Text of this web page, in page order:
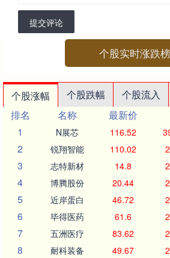
提交评论
个股实时涨跌榜
个股涨幅 个股跌幅 个股流入
排名
名称 最新价
1
N展芯 116.52
2 锐翔智能 110.02
3 志特新材 14.8
4 博腾股份 20.44
5 近岸蛋白 46.72
6 毕得医药 61.6
7 五洲医疗 83.62
8 耐科装备 49.67